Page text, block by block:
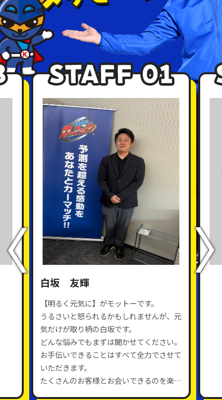
白坂 友輝
【明るく元気に】がモットーです。
うるさいと怒られるかもしれませんが、元
気だけが取り柄の白坂です。
どんな悩みでもまずは聞かせてください。
お手伝いできることはすべて全力でさせて
いただきます。
たくさんのお客様とお会いできるのを楽し